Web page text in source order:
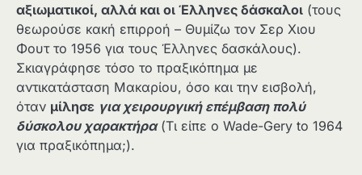
αξιωματικοί, αλλά και οι Έλληνες δάσκαλοι (τους
θεωρούσε κακή επιρροή – Θυμίζω τον Σερ Χιου
Φουτ το 1956 για τους Έλληνες δασκάλους).
Σκιαγράφησε τόσο το πραξικόπημα με
αντικατάσταση Μακαρίου, όσο και την εισβολή,
όταν μίλησε για χειρουργική επέμβαση πολύ
δύσκολου χαρακτήρα(Τι είπε ο Wade-Gery to 1964
για πραξικόπημα;).